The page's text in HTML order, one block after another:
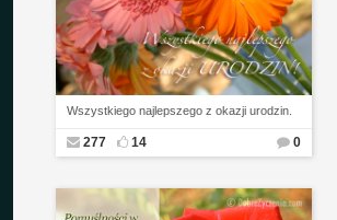
Wszystkiego najlepszego z okazji urodzin.
277 14 0